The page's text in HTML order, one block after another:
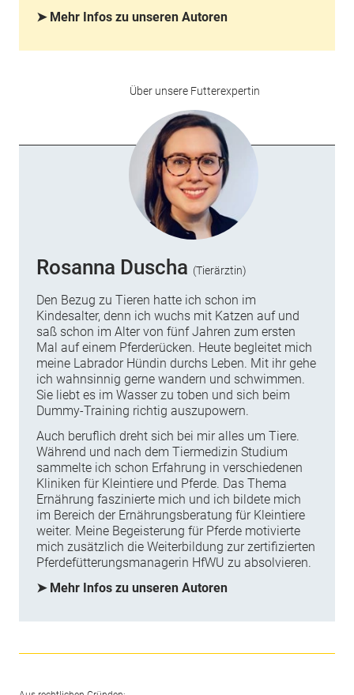
➤ Mehr Infos zu unseren Autoren
Über unsere Futterexpertin
Rosanna Duscha (Tierärztin)
Den Bezug zu Tieren hatte ich schon im
Kindesalter, denn ich wuchs mit Katzen auf und
saß schon im Alter von fünf Jahren zum ersten
Mal auf einem Pferderücken. Heute begleitet mich
meine Labrador Hündin durchs Leben. Mit ihr gehe
ich wahnsinnig gerne wandern und schwimmen.
Sie liebt es im Wasser zu toben und sich beim
Dummy-Training richtig auszupowern.
Auch beruflich dreht sich bei mir alles um Tiere.
Während und nach dem Tiermedizin Studium
sammelte ich schon Erfahrung in verschiedenen
Kliniken für Kleintiere und Pferde. Das Thema
Ernährung faszinierte mich und ich bildete mich
im Bereich der Ernährungsberatung für Kleintiere
weiter. Meine Begeisterung für Pferde motivierte
mich zusätzlich die Weiterbildung zur zertifizierten
Pferdefütterungsmanagerin HfWU zu absolvieren.
➤ Mehr Infos zu unseren Autoren